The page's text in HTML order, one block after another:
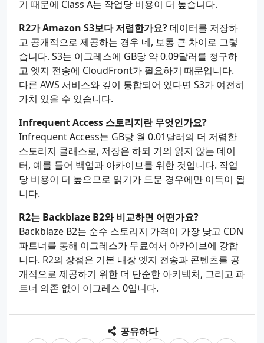
기 때문에 Class A는 작업당 비용이 더 높습니다.
R2가 Amazon S3보다 저렴한가요?데이터를 저장하
고 공개적으로 제공하는 경우 네, 보통 큰 차이로 그렇
습니다. S3는 이그레스에 GB당 약 0.09달러를 청구하
고 엣지 전송에 CloudFront가 필요하기 때문입니다.
다른 AWS 서비스와 깊이 통합되어 있다면 S3가 여전히
가치 있을 수 있습니다.
Infrequent Access 스토리지란 무엇인가요?
Infrequent Access는 GB당 월 0.01달러의 더 저렴한
스토리지 클래스로, 저장은 하되 거의 읽지 않는 데이
터, 예를 들어 백업과 아카이브를 위한 것입니다. 작업
당 비용이 더 높으므로 읽기가 드문 경우에만 이득이 됩
니다.
R2는 Backblaze B2와 비교하면 어떤가요?
Backblaze B2는 순수 스토리지 가격이 가장 낮고 CDN
파트너를 통해 이그레스가 무료여서 아카이브에 강합
니다. R2의 장점은 기본 내장 엣지 전송과 콘텐츠를 공
개적으로 제공하기 위한 더 단순한 아키텍처, 그리고 파
트너 의존 없이 이그레스 0입니다.
공유하다